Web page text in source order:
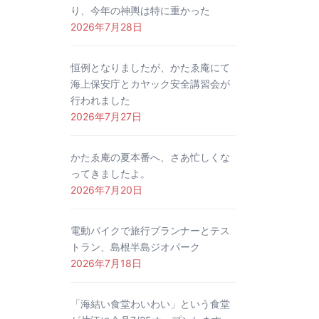
り、今年の神輿は特に重かった
2026年7月28日
恒例となりましたが、かたゑ庵にて
海上保安庁とカヤック安全講習会が
行われました
2026年7月27日
かたゑ庵の夏本番へ、さあ忙しくな
ってきましたよ。
2026年7月20日
電動バイクで旅行プランナーとテス
トラン、島根半島ジオパーク
2026年7月18日
「海結い食堂わいわい」という食堂